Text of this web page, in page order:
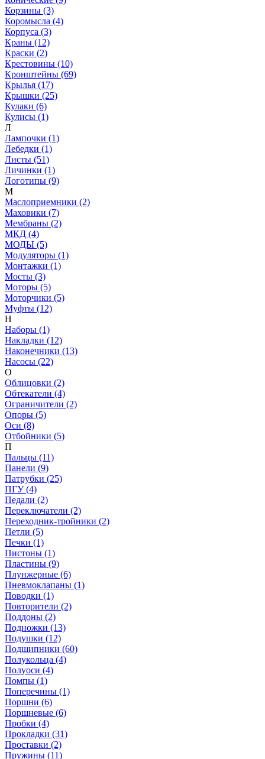
Корзины (3)
Коромысла (4)
Корпуса (3)
Краны (12)
Краски (2)
Крестовины (10)
Кронштейны (69)
Крылья (17)
Крышки (25)
Кулаки (6)
Кулисы (1)
Л
Лампочки (1)
Лебедки (1)
Листы (51)
Личинки (1)
Логотипы (9)
М
Маслоприемники (2)
Маховики (7)
Мембраны (2)
МКД (4)
МОДЫ (5)
Модуляторы (1)
Монтажки (1)
Мосты (3)
Моторы (5)
Моторчики (5)
Муфты (12)
Н
Наборы (1)
Накладки (12)
Наконечники (13)
Насосы (22)
О
Облицовки (2)
Обтекатели (4)
Ограничители (2)
Опоры (5)
Оси (8)
Отбойники (5)
П
Пальцы (11)
Панели (9)
Патрубки (25)
ПГУ (4)
Педали (2)
Переключатели (2)
Переходник-тройники (2)
Петли (5)
Печки (1)
Пистоны (1)
Пластины (9)
Плунжерные (6)
Пневмоклапаны (1)
Поводки (1)
Повторители (2)
Поддоны (2)
Подножки (13)
Подушки (12)
Подшипники (60)
Полукольца (4)
Полуоси (4)
Помпы (1)
Поперечины (1)
Поршни (6)
Поршневые (6)
Пробки (4)
Прокладки (31)
Проставки (2)
Пружины (11)